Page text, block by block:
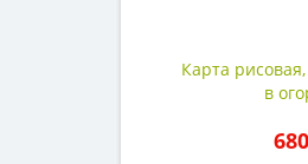
Карта
в